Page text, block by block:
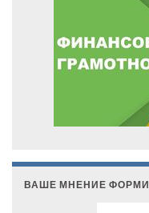
ВАШЕ МНЕНИЕ